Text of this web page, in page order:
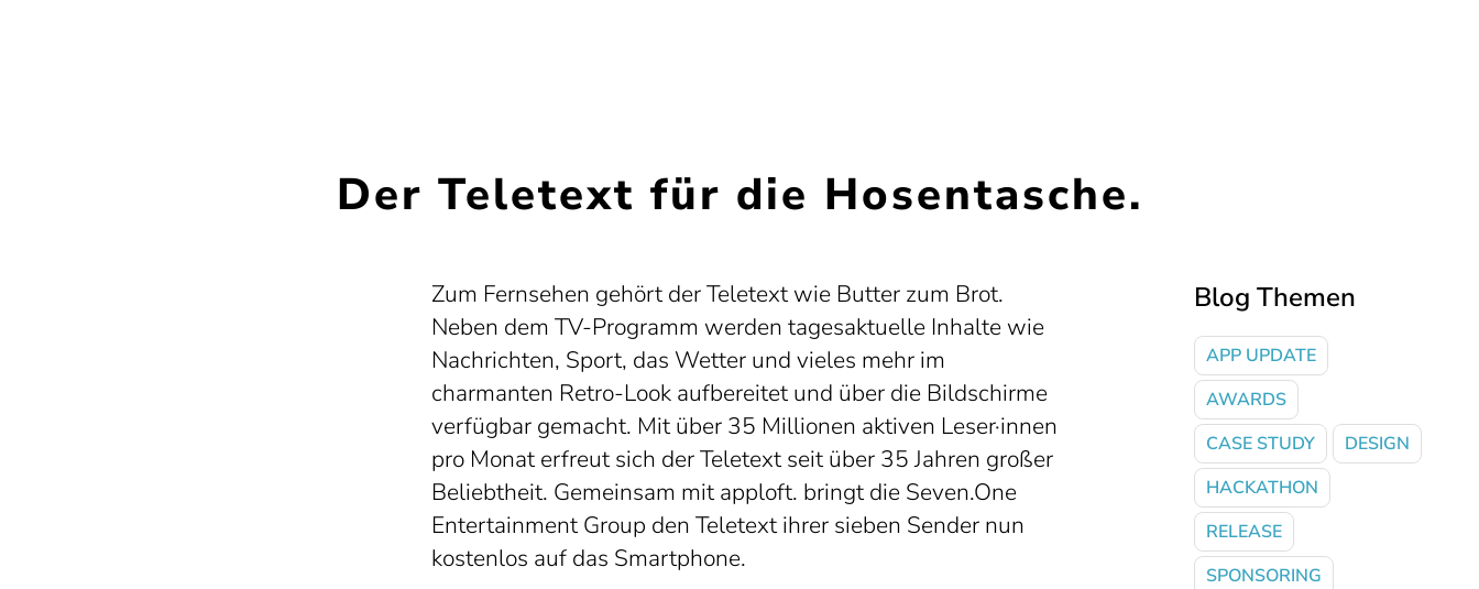
Der Teletext für die Hosentasche.
Zum Fernsehen gehört der Teletext wie Butter zum Brot.
Neben dem TV-Programm werden tagesaktuelle Inhalte wie
Nachrichten, Sport, das Wetter und vieles mehr im
charmanten Retro-Look aufbereitet und über die Bildschirme
verfügbar gemacht. Mit über 35 Millionen aktiven Leser·innen
pro Monat erfreut sich der Teletext seit über 35 Jahren großer
Beliebtheit. Gemeinsam mit apploft. bringt die Seven.One
Entertainment Group den Teletext ihrer sieben Sender nun
kostenlos auf das Smartphone.
Blog Themen
APP UPDATE
AWARDS
CASE STUDY
DESIGN
HACKATHON
RELEASE
SPONSORING